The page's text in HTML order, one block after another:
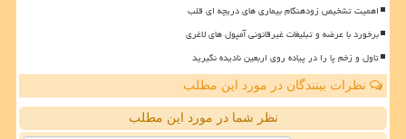
اهمیت تشخیص زودهنگام بیماری های دریچه ای قلب
برخورد با عرضه و تبلیغات غیرقانونی آمپول های لاغری
تاول و زخم پا را در پیاده روی اربعین نادیده نگیرید
نظرات بینندگان در مورد این مطلب
نظر شما در مورد این مطلب